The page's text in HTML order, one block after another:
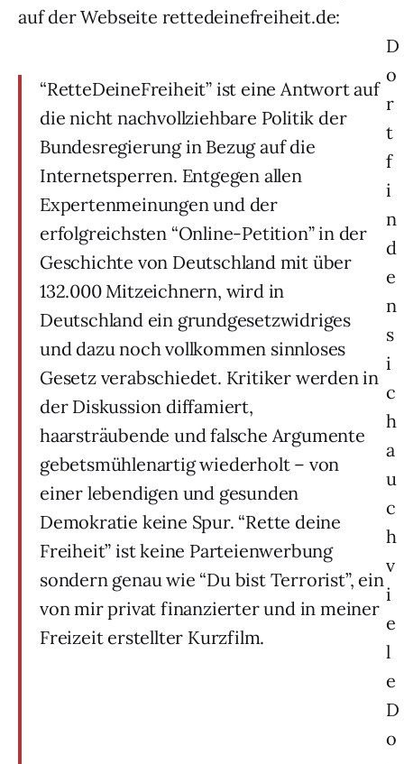
auf der Webseite rettedeinefreiheit.de:
“RetteDeineFreiheit” ist eine Antwort auf
die nicht nachvollziehbare Politik der
Bundesregierung in Bezug auf die
Internetsperren. Entgegen allen
Expertenmeinungen und der
erfolgreichsten “Online-Petition” in der
Geschichte von Deutschland mit über
132.000 Mitzeichnern, wird in
Deutschland ein grundgesetzwidriges
und dazu noch vollkommen sinnloses
Gesetz verabschiedet. Kritiker werden in
der Diskussion diffamiert,
haarsträubende und falsche Argumente
gebetsmühlenartig wiederholt – von
einer lebendigen und gesunden
Demokratie keine Spur. “Rette deine
Freiheit” ist keine Parteienwerbung
sondern genau wie “Du bist Terrorist”, ein
von mir privat finanzierter und in meiner
Freizeit erstellter Kurzfilm.
D
o
r
t
f
i
n
d
e
n
s
i
c
h
a
u
c
h
v
i
e
l
e
D
o